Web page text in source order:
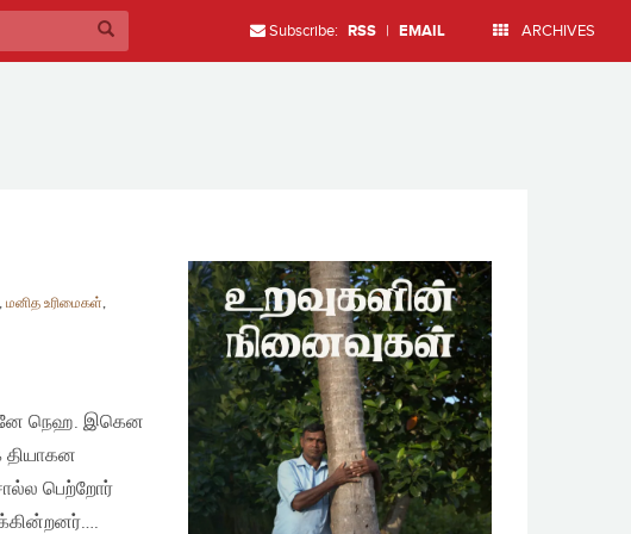
Subscribe: RSS | EMAIL ARCHIVES
, மனித உரிமைகள்,
நெஹ. இகென
பெற்றோர்